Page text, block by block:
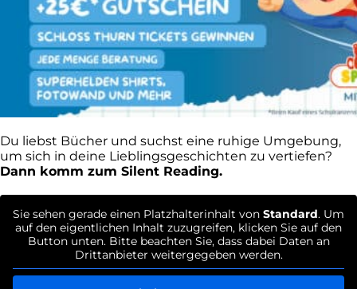
Du liebst Bücher und suchst eine ruhige Umgebung,
um sich in deine Lieblingsgeschichten zu vertiefen?
Dann komm zum Silent Reading.
Sie sehen gerade einen Platzhalterinhalt von Standard. Um
auf den eigentlichen Inhalt zuzugreifen, klicken Sie auf den
Button unten. Bitte beachten Sie, dass dabei Daten an
Drittanbieter weitergegeben werden.